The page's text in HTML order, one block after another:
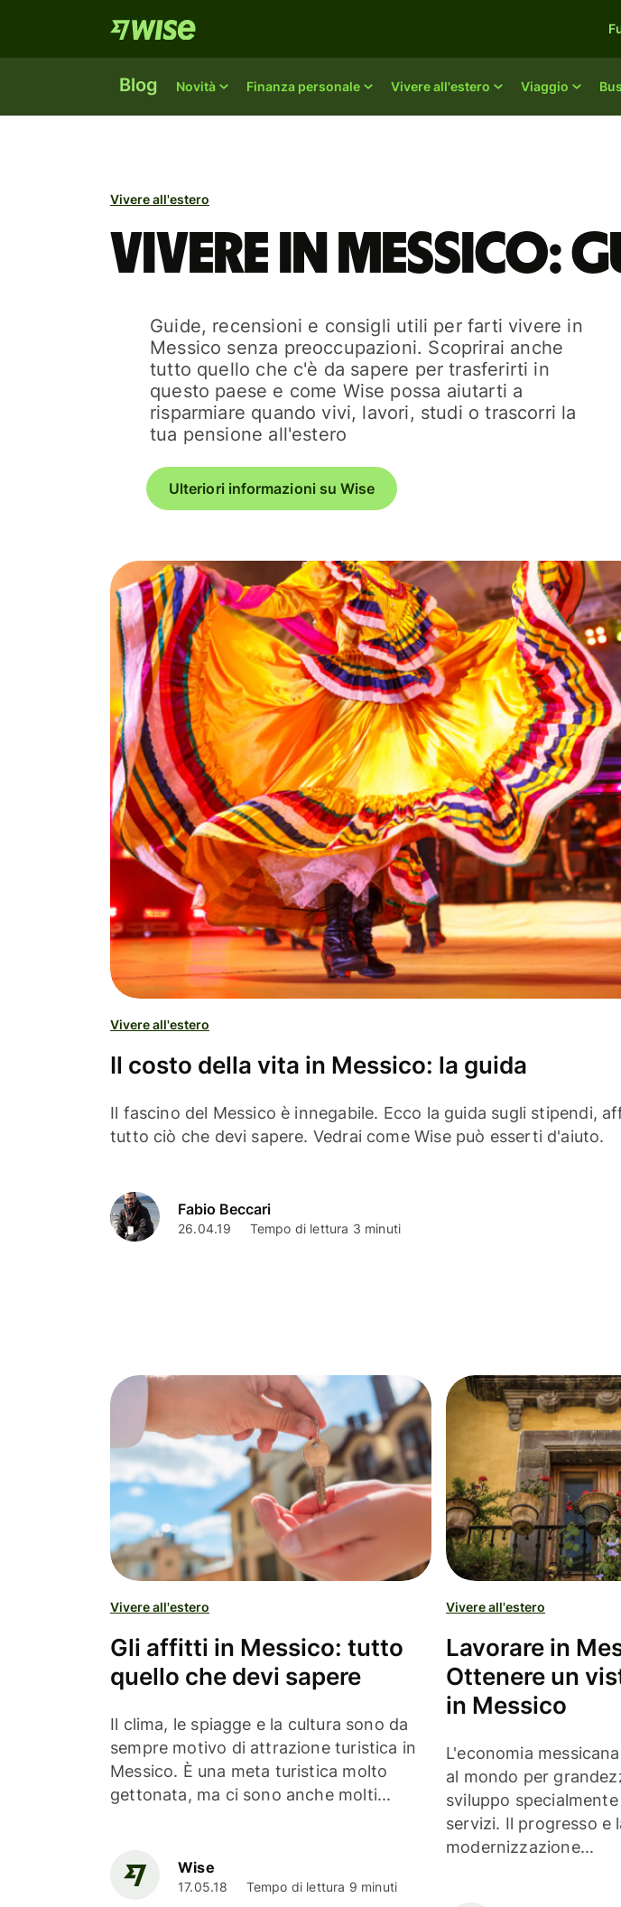
Blog Novità Finanza personale Vivere all'estero Viaggio
Vivere all'estero
Vivere in Messico:
Guide, recensioni e consigli utili per farti vivere in
Messico senza preoccupazioni. Scoprirai anche
tutto quello che c'è da sapere per trasferirti in
questo paese e come Wise possa aiutarti a
risparmiare quando vivi, lavori, studi o trascorri la
tua pensione all'estero
Ulteriori informazioni su Wise
Vivere all'estero
Il costo della vita in Messico: la guida
Il fascino del Messico è innegabile. Ecco la guida sugli stipendi,
tutto ciò che devi sapere. Vedrai come Wise può esserti d'aiuto.
Fabio Beccari
26.04.19 Tempo di lettura 3 minuti
Vivere all'estero
Gli affitti in Messico: tutto
quello che devi sapere
Il clima, le spiagge e la cultura sono da
sempre motivo di attrazione turistica in
Messico. È una meta turistica molto
gettonata, ma ci sono anche molti...
Wise
17.05.18 Tempo di lettura 9 minuti
Vivere all'estero
Lavorare in
Ottenere un
in Messico
L'economia
al mondo per
sviluppo
servizi. Il progresso e
modernizzazione...